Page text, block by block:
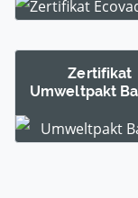
Zertifikat
Umwelt­pakt